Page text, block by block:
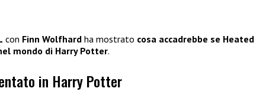
con Finn Wolfhard ha mostrato cosa accadrebbe se Heated
mondo di Harry Potter.
in Harry Potter